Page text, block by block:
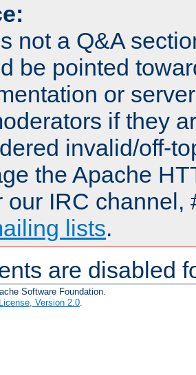
not a Q&A
be pointed
or
if they
invalid/off-
the Apache
our IRC channel,
lists.
are disabled
Software Foundation.
Version 2.0